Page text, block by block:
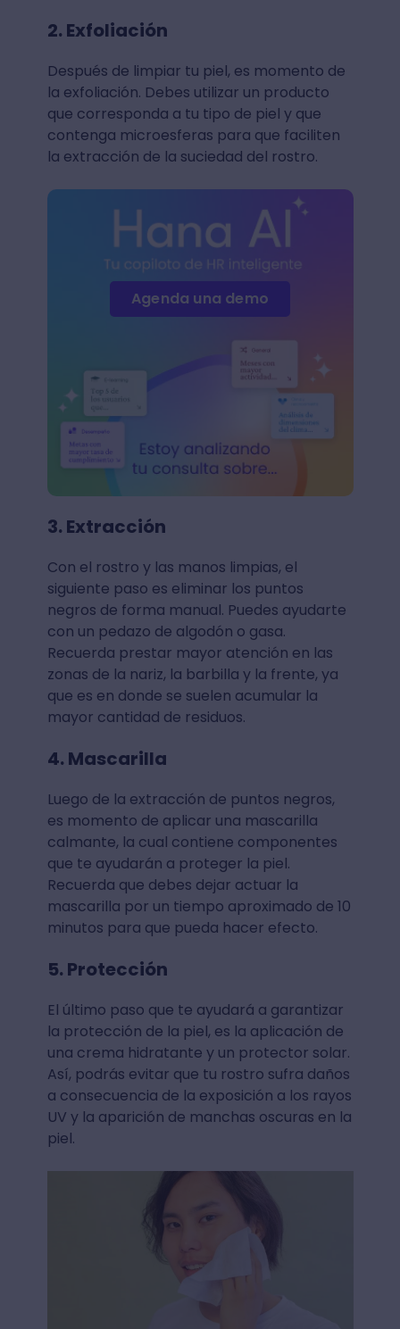
2. Exfoliación
Después de limpiar tu piel, es momento de
la exfoliación. Debes utilizar un producto
que corresponda a tu tipo de piel y que
contenga microesferas para que faciliten
la extracción de la suciedad del rostro.
Agenda una demo
3. Extracción
Con el rostro y las manos limpias, el
siguiente paso es eliminar los puntos
negros de forma manual. Puedes ayudarte
con un pedazo de algodón o gasa.
Recuerda prestar mayor atención en las
zonas de la nariz, la barbilla y la frente, ya
que es en donde se suelen acumular la
mayor cantidad de residuos.
4. Mascarilla
Luego de la extracción de puntos negros,
es momento de aplicar una mascarilla
calmante, la cual contiene componentes
que te ayudarán a proteger la piel.
Recuerda que debes dejar actuar la
mascarilla por un tiempo aproximado de 10
minutos para que pueda hacer efecto.
5. Protección
El último paso que te ayudará a garantizar
la protección de la piel, es la aplicación de
una crema hidratante y un protector solar.
Así, podrás evitar que tu rostro sufra daños
a consecuencia de la exposición a los rayos
UV y la aparición de manchas oscuras en la
piel.